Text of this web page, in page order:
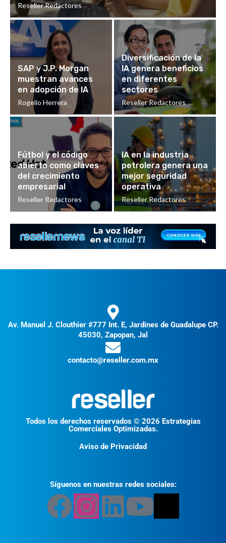
Reseller Redactores
SAP y J.P. Morgan
muestran avances
en adopción de IA
Rogelio Herrera
Diversificación de la
IA genera beneficios
en diferentes
sectores
Reseller Redactores
Fútbol y el código
abierto como claves
del crecimiento
empresarial
Reseller Redactores
IA en la industria
petrolera genera una
mejor seguridad
operativa
Reseller Redactores
Av. Manuel J. Clouthier #777 Int. E, Jardines de Guadalupe CP.
45030, Zapopan, Jal
contacto@reseller.com.mx
Todos los derechos reservados © 2026 Estrategias
Comerciales Optimizadas.
Aviso de Privacidad
Síguenos en nuestras redes sociales: